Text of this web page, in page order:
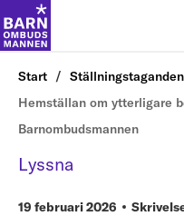
Start Ställningstaganden
Hemställan om ytterligare
Barnombudsmannen
Lyssna
19 februari 2026